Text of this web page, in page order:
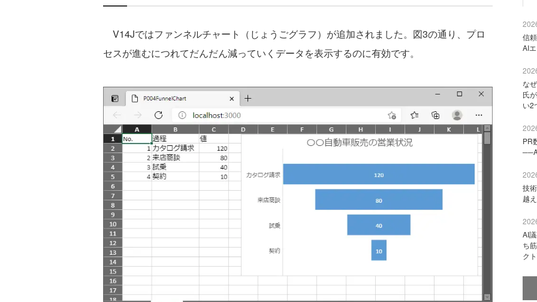
V14Jではファンネルチャート（じょうごグラフ）が追加されました。図3の通り、プロ
セスが進むにつれてだんだん減っていくデータを表示するのに有効です。
信
AI
な
氏
い2
PR
技
越
AI
ち
ク